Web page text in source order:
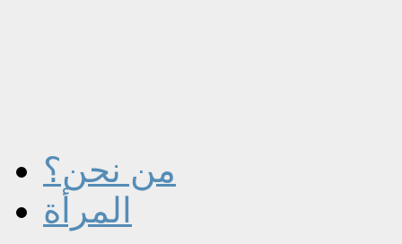
من نحن؟
المرأة